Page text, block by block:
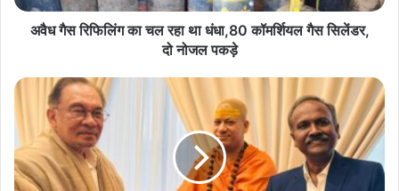
कॉमर्शियल
नोजल
अवैध गैस रिफिलिंग का चल रहा था धंधा,80 कॉमर्शियल गैस सिलेंडर,
दो नोजल पकड़े
मलेशिया
प्रधानमंत्री
अनवर
इब्राहिम
ने